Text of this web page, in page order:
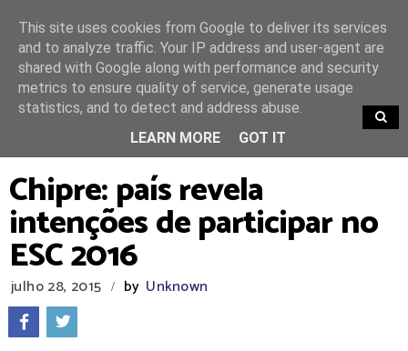
TRENDING
Chipre: país revela
intenções de participar no
ESC 2016
julho 28, 2015 / by Unknown
This site uses cookies from Google to deliver its services
and to analyze traffic. Your IP address and user-agent are
shared with Google along with performance and security
metrics to ensure quality of service, generate usage
statistics, and to detect and address abuse.
LEARN MORE
GOT IT